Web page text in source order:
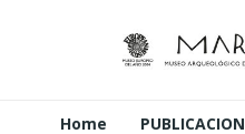
Home